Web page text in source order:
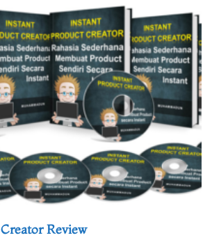
Review